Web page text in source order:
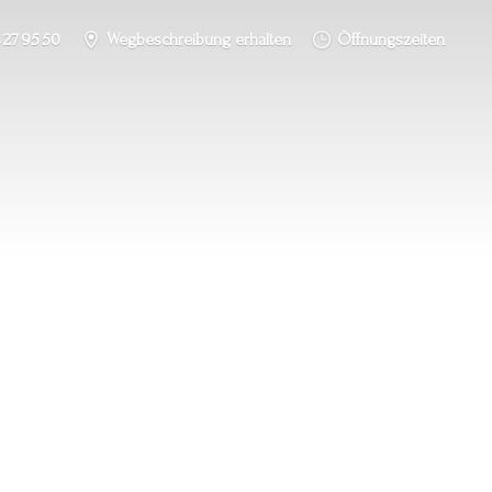
27 95 50 Wegbeschreibung erhalten Öffnungszeiten